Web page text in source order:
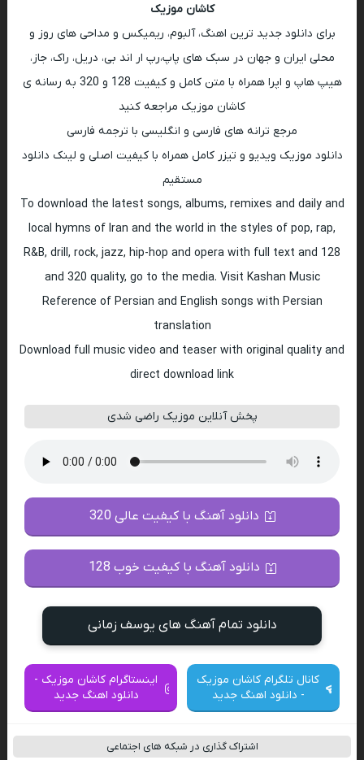
کاشان موزیک
برای دانلود جدید ترین اهنگ، آلبوم، ریمیکس و مداحی های روز و
محلی ایران و جهان در سبک های پاپ،رپ ار اند بی، دریل، راک، جاز،
هیپ هاپ و اپرا همراه با متن کامل و کیفیت 128 و 320 به رسانه ی
کاشان موزیک مراجعه کنید
مرجع ترانه های فارسی و انگلیسی با ترجمه فارسی
دانلود موزیک ویدیو و تیزر کامل همراه با کیفیت اصلی و لینک دانلود
مستقیم
To download the latest songs, albums, remixes and daily and
local hymns of Iran and the world in the styles of pop, rap,
R&B, drill, rock, jazz, hip-hop and opera with full text and 128
and 320 quality, go to the media. Visit Kashan Music
Reference of Persian and English songs with Persian
translation
Download full music video and teaser with original quality and
direct download link
پخش آنلاین موزیک راضی شدی
دانلود آهنگ با کیفیت عالی 320
دانلود آهنگ با کیفیت خوب 128
دانلود تمام آهنگ های یوسف زمانی
کانال تلگرام کاشان موزیک
- دانلود اهنگ جدید
اینستاگرام کاشان موزیک -
دانلود اهنگ جدید
اشتراک گذاری در شبکه های اجتماعی